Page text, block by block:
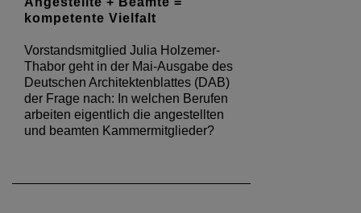
kompetente Vielfalt
Vorstandsmitglied Julia Holzemer-
Thabor geht in der Mai-Ausgabe des
Deutschen Architektenblattes (DAB)
der Frage nach: In welchen Berufen
arbeiten eigentlich die angestellten
und beamten Kammermitglieder?